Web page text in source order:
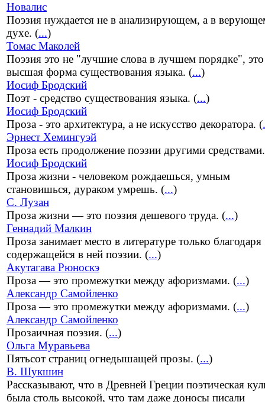
Новалис
Поэзия нуждается не в анализирующем, а в
духе. (...)
Томас Маколей
Поэзия это не "лучшие слова в лучшем порядке",
высшая форма существования языка. (...)
Иосиф Бродский
Поэт - средство существования языка. (...)
Иосиф Бродский
Проза - это архитектура, а не искусство декоратора. (
Эрнест Хемингуэй
Проза есть продолжение поэзии другими
Иосиф Бродский
Проза жизни - человеком рождаешься, умным
становишься, дураком умрешь. (...)
С. Лузан
Проза жизни — это поэзия дешевого труда. (...)
Геннадий Малкин
Проза занимает место в литературе только благодаря
содержащейся в ней поэзии. (...)
Акутагава Рюноскэ
Проза — это промежутки между афоризмами. (...)
Александр Самойленко
Проза — это промежутки между афоризмами. (...)
Александр Самойленко
Прозаичная поэзия. (...)
Ольга Муравьева
Пятьсот страниц огнедышащей прозы. (...)
В. Шукшин
Рассказывают, что в Древней Греции поэтическая
была столь высокой, что там даже доносы писали